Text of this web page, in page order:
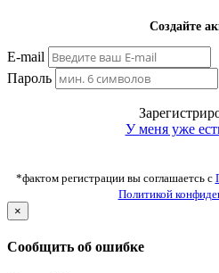
Создайте
E-mail
Пароль
У меня уже
*фактом регистрации вы соглашаетсь с
Политикой
×
Сообщить об ошибке